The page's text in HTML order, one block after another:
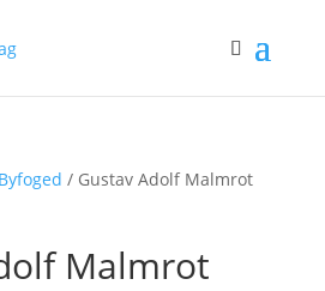
/ Gustav Adolf Malmrot
Malmrot